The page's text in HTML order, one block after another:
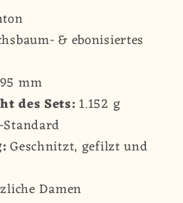
& ebonisiertes
95 mm
des Sets:1.152 g
Standard
Geschnitzt, gefilzt und
Damen